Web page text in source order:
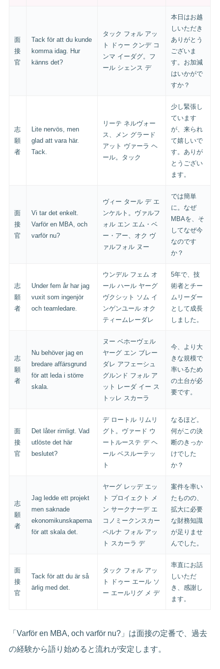
面
接
官
Tack för att du kunde
komma idag. Hur
känns det?
タック フォル アッ
ト ドゥー クンデ コ
ンマ イーダグ。フ
ール シェンス デ
本日はお越
しいただき
ありがとう
ございま
す。お加減
はいかがで
すか？
志
願
者
Lite nervös, men
glad att vara här.
Tack.
リーテ ネルヴォー
ス、メン グラード
アット ヴァーラ ヘ
ール。タック
少し緊張し
ています
が、来られ
て嬉しいで
す。ありが
とうござい
ます。
面
接
官
Vi tar det enkelt.
Varför en MBA, och
varför nu?
ヴィー タール デ エ
ンケルト。ヴァルフ
ォル エン エム・ベ
ー・アー、オク ヴ
ァルフォル ヌー
では簡単
に。なぜ
MBAを、そ
してなぜ今
なのです
か？
志
願
者
Under fem år har jag
vuxit som ingenjör
och teamledare.
ウンデル フェム オ
ール ハール ヤーグ
ヴクシット ソム イ
ンゲンユール オク
ティームレーダレ
5年で、技
術者とチー
ムリーダー
として成長
しました。
志
願
者
Nu behöver jag en
bredare affärsgrund
för att leda i större
skala.
ヌー ベホーヴェル
ヤーグ エン ブレー
ダレ アフェーシュ
グルンド フォル ア
ット レーダ イー ス
トッレ スカーラ
今、より大
きな規模で
率いるため
の土台が必
要です。
面
接
官
Det låter rimligt. Vad
utlöste det här
beslutet?
デ ロートル リムリ
グト。ヴァード ウ
ートルーステ デ ヘ
ール ベスルーテッ
ト
なるほど。
何がこの決
断のきっか
けでした
か？
志
願
者
Jag ledde ett projekt
men saknade
ekonomikunskaperna
för att skala det.
ヤーグ レッデ エッ
ト プロイェクト メ
ン サークナーデ エ
コノミークンスカー
ペルナ フォル アッ
ト スカーラ デ
案件を率い
たものの、
拡大に必要
な財務知識
が足りませ
んでした。
面
接
官
Tack för att du är så
ärlig med det.
タック フォル アッ
ト ドゥー エール ソ
ー エールリグ メ デ
率直にお話
しいただ
き、感謝し
ます。
「Varför en MBA, och varför nu?」は面接の定番で、過去
の経験から語り始めると流れが安定します。